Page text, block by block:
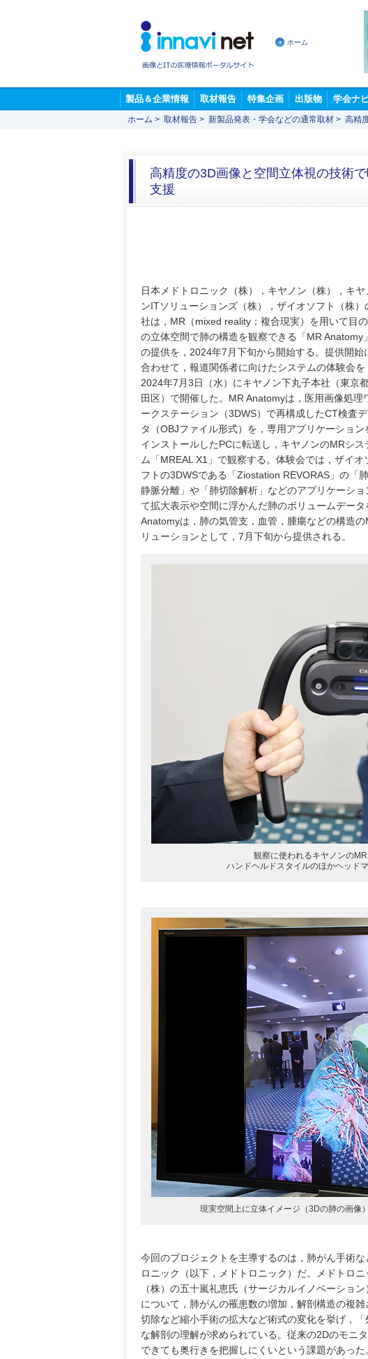
ホーム
製品＆企業情報 取材報告 特集企画 出版物 学会ナ
ホーム > 取材報告 > 新製品発表・学会などの通常取材 > 高精
高精度の3D画像と空間立体視の技術
支援
日本メドトロニック（株），キヤノン（株），キヤ
ンITソリューションズ（株），ザイオソフト（株）
社は，MR（mixed reality：複合現実）を用いて目
の立体空間で肺の構造を観察できる「MR Anatomy」
の提供を，2024年7月下旬から開始する。提供開始
合わせて，報道関係者に向けたシステムの体験会を
2024年7月3日（水）にキヤノン下丸子本社（東京
田区）で開催した。MR Anatomyは，医用画像処理
ークステーション（3DWS）で再構成したCT検査
タ（OBJファイル形式）を，専用アプリケーション
インストールしたPCに転送し，キヤノンのMRシス
ム「MREAL X1」で観察する。体験会では，ザイオ
フトの3DWSである「Ziostation REVORAS」の「
静脈分離」や「肺切除解析」などのアプリケーシ
て拡大表示や空間に浮かんだ肺のボリュームデー
Anatomyは，肺の気管支，血管，腫瘍などの構造
リューションとして，7月下旬から提供される。
観察に使われるキヤノンの
ハンドヘルドスタイルのほかヘッド
現実空間上に立体イメージ（3Dの肺の画像
今回のプロジェクトを主導するのは，肺がん手術
ロニック（以下，メドトロニック）だ。メドトロ
（株）の五十嵐礼恵氏（サージカルイノベーショ
について，肺がんの罹患数の増加，解剖構造の複
切除など縮小手術の拡大など術式の変化を挙げ，
な解剖の理解が求められている。従来の2Dのモニ
できても奥行きを把握しにくいという課題があっ